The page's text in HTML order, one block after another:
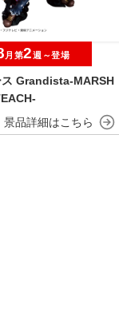
ス Grandista-MARSH
月第2週～登場